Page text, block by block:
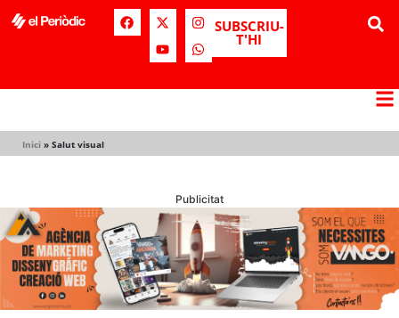
SUBSCRIU-
T'HI
Inici » Salut visual
Publicitat